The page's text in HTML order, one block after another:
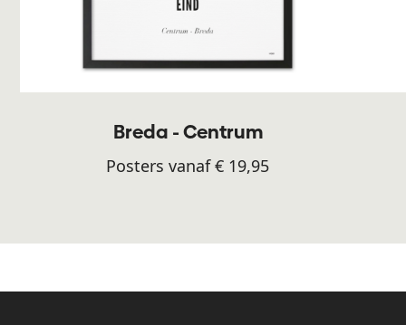
Breda - Centrum
Posters vanaf € 19,95